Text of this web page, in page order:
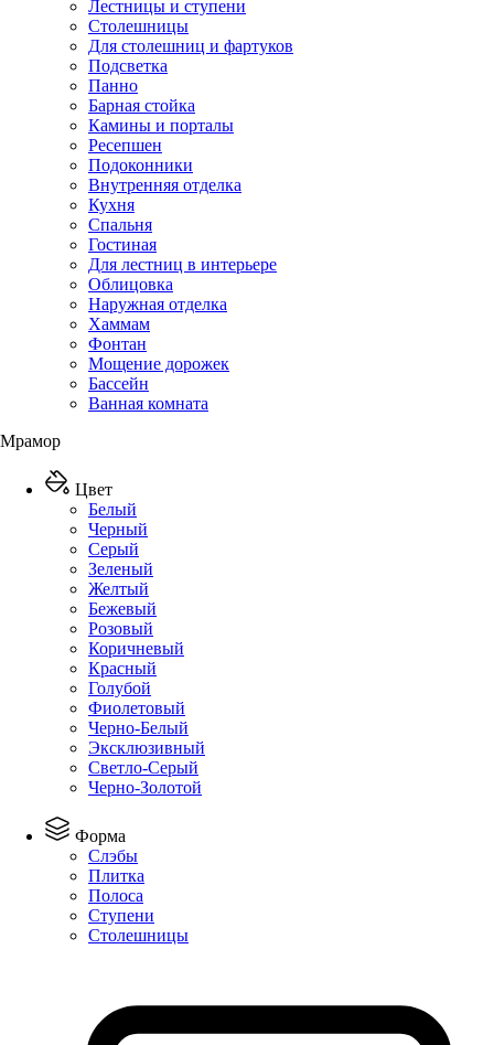
Лестницы и ступени
Столешницы
Для столешниц и фартуков
Подсветка
Панно
Барная стойка
Камины и порталы
Ресепшен
Подоконники
Внутренняя отделка
Кухня
Спальня
Гостиная
Для лестниц в интерьере
Облицовка
Наружная отделка
Хаммам
Фонтан
Мощение дорожек
Бассейн
Ванная комната
Мрамор
Цвет
Белый
Черный
Серый
Зеленый
Желтый
Бежевый
Розовый
Коричневый
Красный
Голубой
Фиолетовый
Черно-Белый
Эксклюзивный
Светло-Серый
Черно-Золотой
Форма
Слэбы
Плитка
Полоса
Ступени
Столешницы